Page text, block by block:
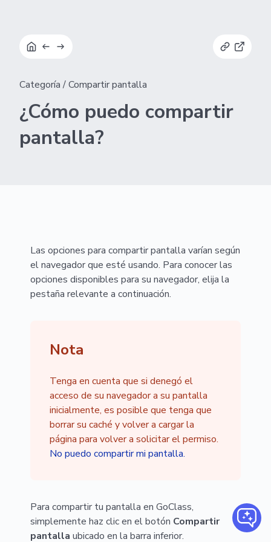
Categoría/Compartir pantalla
¿Cómo puedo compartir
pantalla?
Las opciones para compartir pantalla varían según
el navegador que esté usando. Para conocer las
opciones disponibles para su navegador, elija la
pestaña relevante a continuación.
Nota
Tenga en cuenta que si denegó el
acceso de su navegador a su pantalla
inicialmente, es posible que tenga que
borrar su caché y volver a cargar la
página para volver a solicitar el permiso.
No puedo compartir mi pantalla.
Para compartir tu pantalla en GoClass,
simplemente haz clic en el botón Compartir
pantalla ubicado en la barra inferior.